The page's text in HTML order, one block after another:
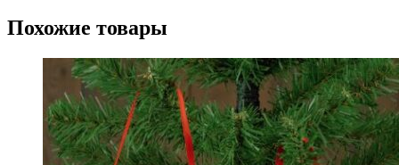
Похожие товары